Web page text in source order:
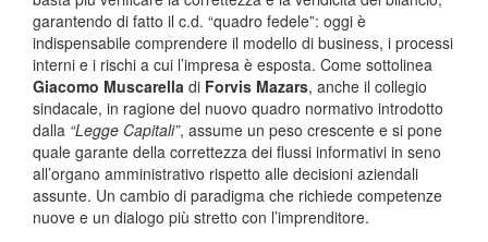
garantendo di fatto il c.d. “quadro fedele”: oggi è
indispensabile comprendere il modello di business, i processi
interni e i rischi a cui l’impresa è esposta. Come sottolinea
Giacomo Muscarella di Forvis Mazars, anche il collegio
sindacale, in ragione del nuovo quadro normativo introdotto
dalla “Legge Capitali”, assume un peso crescente e si pone
quale garante della correttezza dei flussi informativi in seno
all’organo amministrativo rispetto alle decisioni aziendali
assunte. Un cambio di paradigma che richiede competenze
nuove e un dialogo più stretto con l’imprenditore.